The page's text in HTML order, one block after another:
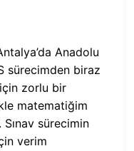
Anadolu
sürecimden biraz
zorlu bir
matematiğim
sürecimin
verim